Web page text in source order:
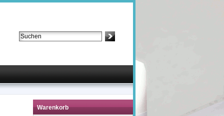
Warenkorb